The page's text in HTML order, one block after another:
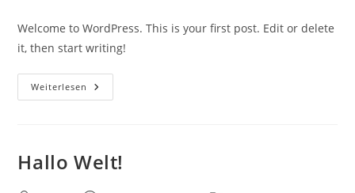
Welcome to WordPress. This is your first post. Edit or delete
it, then start writing!
Weiterlesen Hello
World!
Hallo Welt!